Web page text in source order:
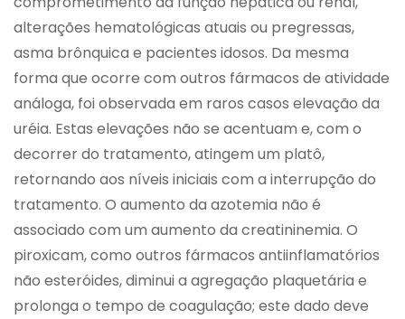
alterações hematológicas atuais ou pregressas,
asma brônquica e pacientes idosos. Da mesma
forma que ocorre com outros fármacos de atividade
análoga, foi observada em raros casos elevação da
uréia. Estas elevações não se acentuam e, com o
decorrer do tratamento, atingem um platô,
retornando aos níveis iniciais com a interrupção do
tratamento. O aumento da azotemia não é
associado com um aumento da creatininemia. O
piroxicam, como outros fármacos antiinflamatórios
não esteróides, diminui a agregação plaquetária e
prolonga o tempo de coagulação; este dado deve